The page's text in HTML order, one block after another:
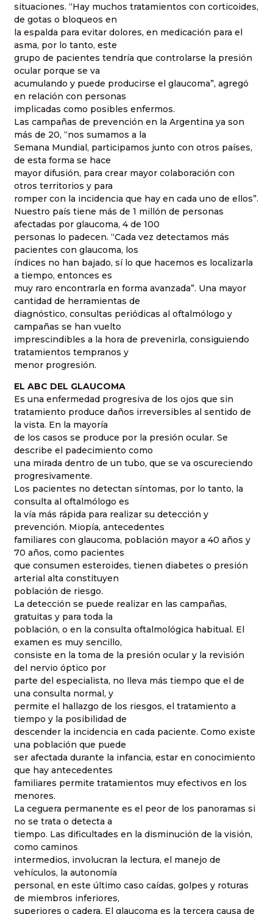
situaciones. “Hay muchos tratamientos con corticoides,
de gotas o bloqueos en
la espalda para evitar dolores, en medicación para el
asma, por lo tanto, este
grupo de pacientes tendría que controlarse la presión
ocular porque se va
acumulando y puede producirse el glaucoma”, agregó
en relación con personas
implicadas como posibles enfermos.
Las campañas de prevención en la Argentina ya son
más de 20, “nos sumamos a la
Semana Mundial, participamos junto con otros países,
de esta forma se hace
mayor difusión, para crear mayor colaboración con
otros territorios y para
romper con la incidencia que hay en cada uno de ellos”.
Nuestro país tiene más de 1 millón de personas
afectadas por glaucoma, 4 de 100
personas lo padecen. “Cada vez detectamos más
pacientes con glaucoma, los
índices no han bajado, sí lo que hacemos es localizarla
a tiempo, entonces es
muy raro encontrarla en forma avanzada”. Una mayor
cantidad de herramientas de
diagnóstico, consultas periódicas al oftalmólogo y
campañas se han vuelto
imprescindibles a la hora de prevenirla, consiguiendo
tratamientos tempranos y
menor progresión.
EL ABC DEL GLAUCOMA
Es una enfermedad progresiva de los ojos que sin
tratamiento produce daños irreversibles al sentido de
la vista. En la mayoría
de los casos se produce por la presión ocular. Se
describe el padecimiento como
una mirada dentro de un tubo, que se va oscureciendo
progresivamente.
Los pacientes no detectan síntomas, por lo tanto, la
consulta al oftalmólogo es
la vía más rápida para realizar su detección y
prevención. Miopía, antecedentes
familiares con glaucoma, población mayor a 40 años y
70 años, como pacientes
que consumen esteroides, tienen diabetes o presión
arterial alta constituyen
población de riesgo.
La detección se puede realizar en las campañas,
gratuitas y para toda la
población, o en la consulta oftalmológica habitual. El
examen es muy sencillo,
consiste en la toma de la presión ocular y la revisión
del nervio óptico por
parte del especialista, no lleva más tiempo que el de
una consulta normal, y
permite el hallazgo de los riesgos, el tratamiento a
tiempo y la posibilidad de
descender la incidencia en cada paciente. Como existe
una población que puede
ser afectada durante la infancia, estar en conocimiento
que hay antecedentes
familiares permite tratamientos muy efectivos en los
menores.
La ceguera permanente es el peor de los panoramas si
no se trata o detecta a
tiempo. Las dificultades en la disminución de la visión,
como caminos
intermedios, involucran la lectura, el manejo de
vehículos, la autonomía
personal, en este último caso caídas, golpes y roturas
de miembros inferiores,
superiores o cadera. El glaucoma es la tercera causa de